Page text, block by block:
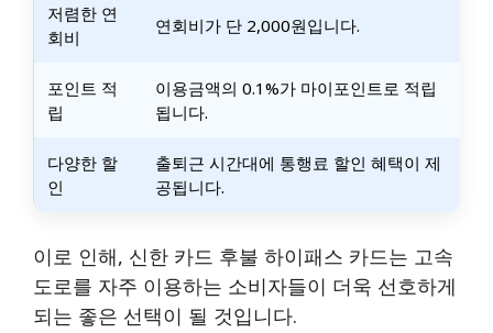
저렴한 연
회비
연회비가 단 2,000원입니다.
포인트 적
립
이용금액의 0.1%가 마이포인트로 적립
됩니다.
다양한 할
인
출퇴근 시간대에 통행료 할인 혜택이 제
공됩니다.
이로 인해, 신한 카드 후불 하이패스 카드는 고속
도로를 자주 이용하는 소비자들이 더욱 선호하게
되는 좋은 선택이 될 것입니다.